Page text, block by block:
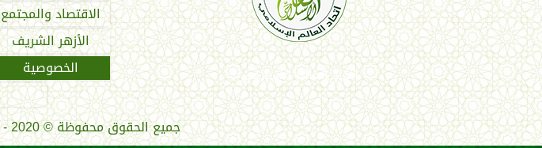
اتحاد العالم الإسلامي
الاقتصاد والمجتمع
الأزهر الشريف
الخصوصية
جميع الحقوق محفوظة©2020 - 2026 - اتحاد العالم الإسلامي